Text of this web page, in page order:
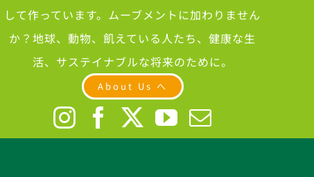
して作っています。ムーブメントに加わりません
か？地球、動物、飢えている人たち、健康な生
活、サステイナブルな将来のために。
About Us へ